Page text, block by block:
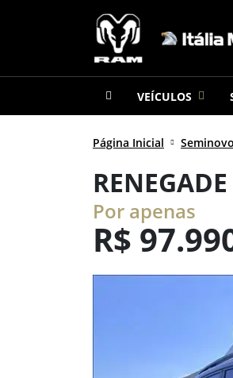
VEÍCULOS
Página Inicial
Por apenas
R$